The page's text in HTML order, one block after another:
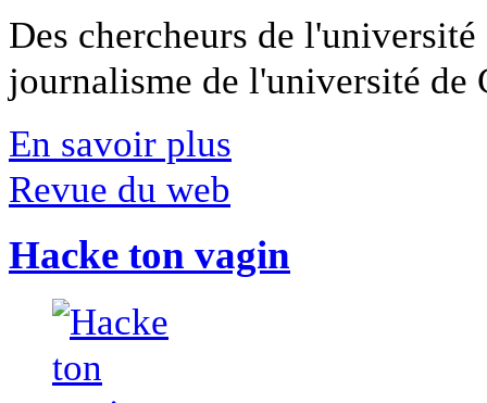
Des chercheurs de
journalisme de l'université
En savoir plus
Revue du web
Hacke ton vagin